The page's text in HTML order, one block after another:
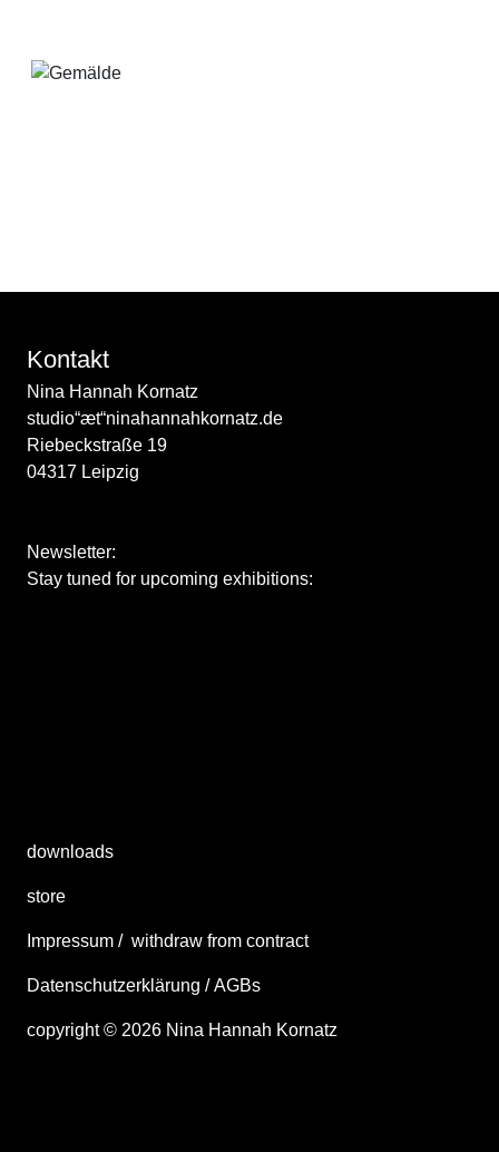
Kontakt
Nina Hannah Kornatz
studio“æt“ninahannahkornatz.de
Riebeckstraße 19
04317 Leipzig
Newsletter:
Stay tuned for upcoming exhibitions:
downloads
store
Impressum / withdraw from contract
Datenschutzerklärung /AGBs
copyright © 2026 Nina Hannah Kornatz